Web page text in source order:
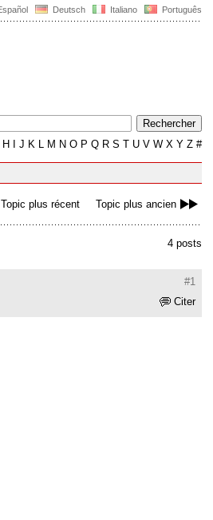
Deutsch Italiano Português
H J K L M N O P Q R S T U V W X Y Z #
Topic plus récent Topic plus ancien
4 posts
#1
Citer